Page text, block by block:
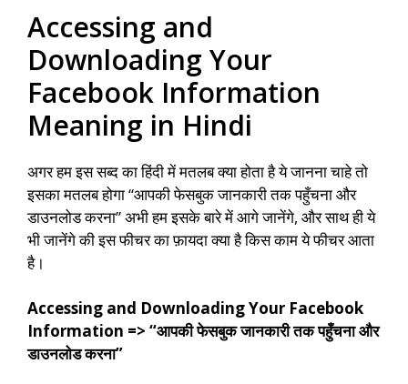
Accessing and
Downloading Your
Facebook Information
Meaning in Hindi
अगर हम इस सब्द का हिंदी में मतलब क्या होता है ये जानना चाहे तो
इसका मतलब होगा “आपकी फेसबुक जानकारी तक पहुँचना और
डाउनलोड करना” अभी हम इसके बारे में आगे जानेंगे, और साथ ही ये
भी जानेंगे की इस फीचर का फ़ायदा क्या है किस काम ये फीचर आता
है।
Accessing and Downloading Your Facebook
Information => “आपकी फेसबुक जानकारी तक पहुँचना और
डाउनलोड करना”